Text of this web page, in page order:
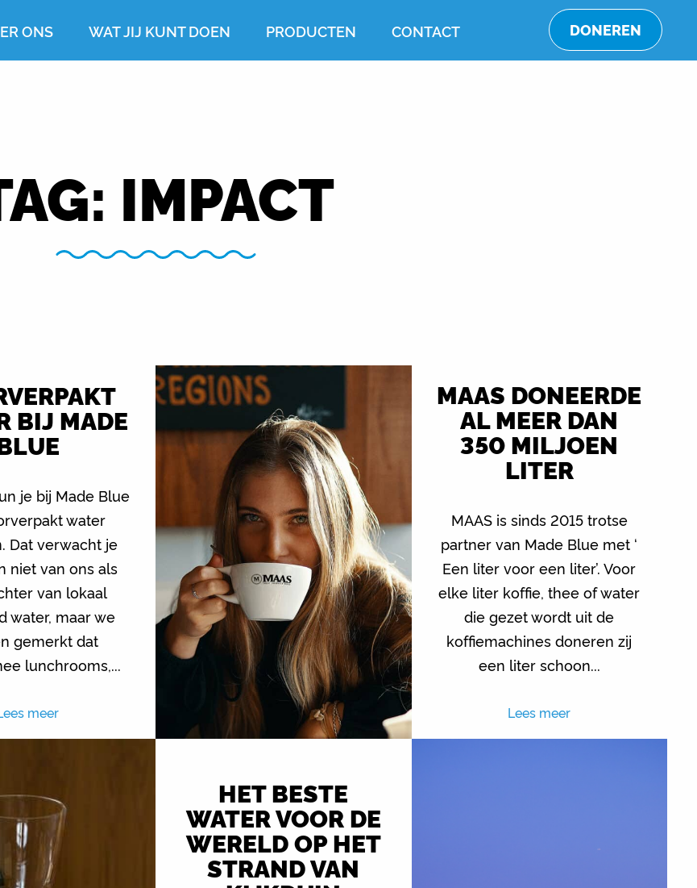
DONEREN
ONS WAT JIJ KUNT DOEN PRODUCTEN CONTACT
IMPACT
BIJ MADE
je bij Made Blue
water
Dat verwacht je
niet van ons als
van lokaal
water, maar we
gemerkt dat
lunchrooms,...
meer
MAAS DONEERDE
AL MEER DAN
350 MILJOEN
LITER
MAAS is sinds 2015 trotse
partner van Made Blue met ‘
Een liter voor een liter’. Voor
elke liter koffie, thee of water
die gezet wordt uit de
koffiemachines doneren zij
een liter schoon...
Lees meer
HET BESTE
WATER VOOR DE
WERELD OP HET
STRAND VAN